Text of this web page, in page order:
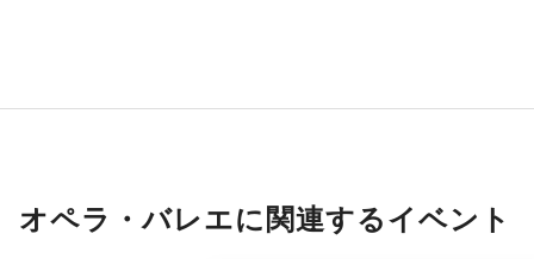
オペラ・バレエに関連するイベント